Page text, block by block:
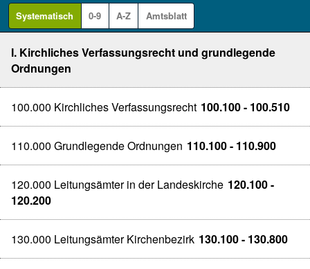
Systematisch 0-9 A-Z Amtsblatt
I. Kirchliches Verfassungsrecht und grundlegende
Ordnungen
100.000 Kirchliches Verfassungsrecht 100.100 - 100.510
110.000 Grundlegende Ordnungen 110.100 - 110.900
120.000 Leitungsämter in der Landeskirche 120.100 -
120.200
130.000 Leitungsämter Kirchenbezirk 130.100 - 130.800